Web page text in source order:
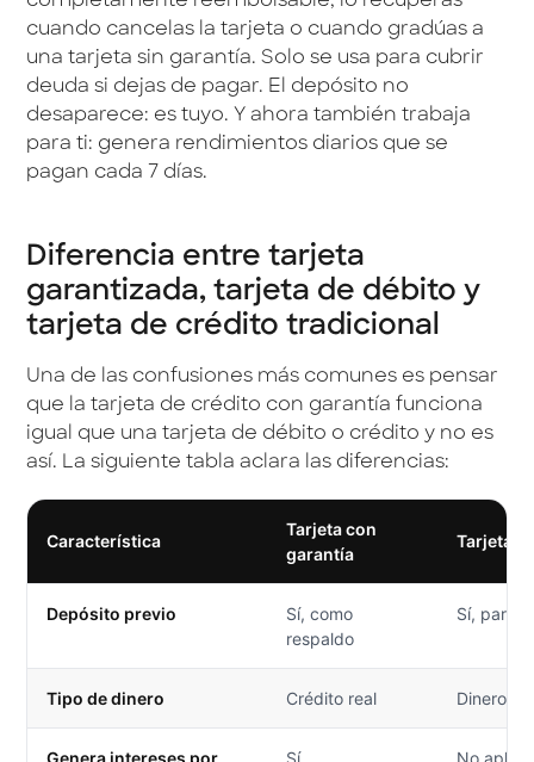
cuando cancelas la tarjeta o cuando gradúas a
una tarjeta sin garantía. Solo se usa para cubrir
deuda si dejas de pagar. El depósito no
desaparece: es tuyo. Y ahora también trabaja
para ti: genera rendimientos diarios que se
pagan cada 7 días.
Diferencia entre tarjeta
garantizada, tarjeta de débito y
tarjeta de crédito tradicional
Una de las confusiones más comunes es pensar
que la tarjeta de crédito con garantía funciona
igual que una tarjeta de débito o crédito y no es
así. La siguiente tabla aclara las diferencias:
Característica
Tarjeta con
garantía
Tarjeta
Depósito previo
Sí, como
respaldo
Sí, para
Tipo de dinero Crédito real Dinero